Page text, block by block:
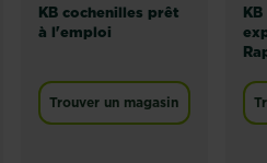
KB cochenilles prêt
à l'emploi
Trouver un magasin